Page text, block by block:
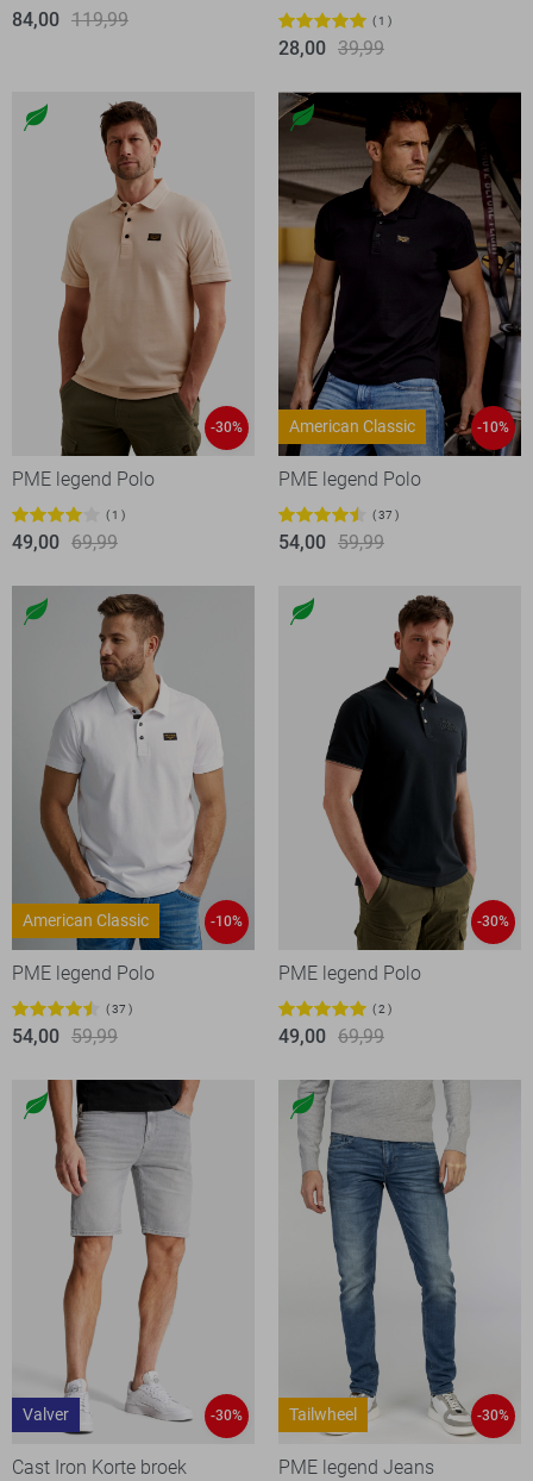
84,00 119,99 1
28,00 39,99
-30%
PME legend Polo
1
49,00 69,99
American Classic -10%
PME legend Polo
37
54,00 59,99
American Classic -10%
PME legend Polo
37
54,00 59,99
-30%
PME legend Polo
2
49,00 69,99
Valver -30%
Cast Iron Korte broek
Tailwheel -30%
PME legend Jeans